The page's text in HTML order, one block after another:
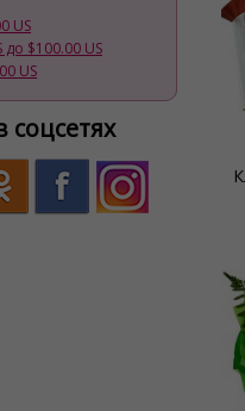
US
до $100.00 US
US